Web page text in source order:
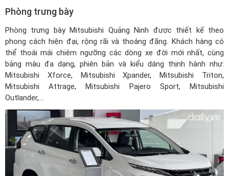
Phòng trưng bày
Phòng trưng bày Mitsubishi Quảng Ninh được thiết kế theo
phong cách hiện đại, rộng rãi và thoáng đãng. Khách hàng có
thể thoái mái chiêm ngưỡng các dòng xe đời mới nhất, cùng
bảng màu đa dạng, phiên bản và kiểu dáng thịnh hành như:
Mitsubishi Xforce, Mitsubishi Xpander, Mitsubishi Triton,
Mitsubishi Attrage, Mitsubishi Pajero Sport, Mitsubishi
Outlander,...